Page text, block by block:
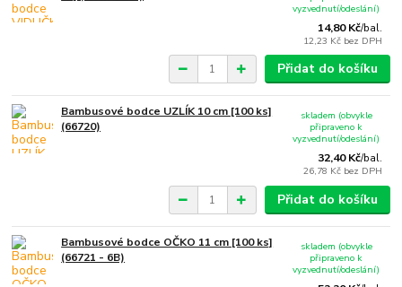
14,80 Kč/bal.
12,23 Kč bez DPH
vyzvednutí/odeslání)
Přidat do košíku
Bambusové bodce UZLÍK 10 cm [100 ks]
(66720)
32,40 Kč/bal.
26,78 Kč bez DPH
skladem (obvykle
připraveno k
vyzvednutí/odeslání)
Přidat do košíku
Bambusové bodce OČKO 11 cm [100 ks]
(66721 - 6B)
skladem (obvykle
připraveno k
vyzvednutí/odeslání)